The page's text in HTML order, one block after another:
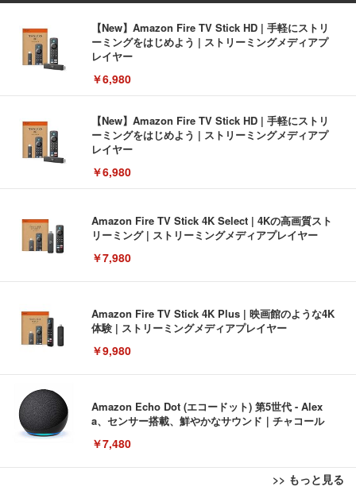
【New】Amazon Fire TV Stick HD | 手軽にストリ
ーミングをはじめよう | ストリーミングメディアプ
レイヤー
￥6,980
【New】Amazon Fire TV Stick HD | 手軽にストリ
ーミングをはじめよう | ストリーミングメディアプ
レイヤー
￥6,980
Amazon Fire TV Stick 4K Select | 4Kの高画質スト
リーミング | ストリーミングメディアプレイヤー
￥7,980
Amazon Fire TV Stick 4K Plus | 映画館のような4K
体験 | ストリーミングメディアプレイヤー
￥9,980
Amazon Echo Dot (エコードット) 第5世代 - Alex
a、センサー搭載、鮮やかなサウンド｜チャコール
￥7,480
>> もっと見る